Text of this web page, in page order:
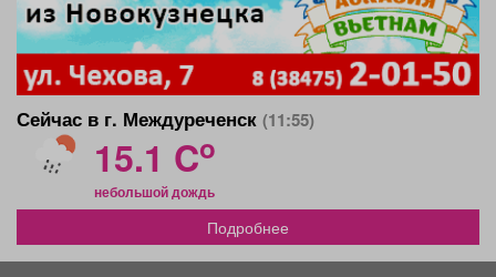
Сейчас в г. Междуреченск (11:55)
15.1 Co
небольшой дождь
Подробнее